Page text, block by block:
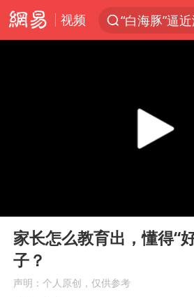
视频
“白海豚”逼
外国游客的
上海大部迎
Play
家长怎么教育出，懂得“
子？
声明：个人原创，仅供参考